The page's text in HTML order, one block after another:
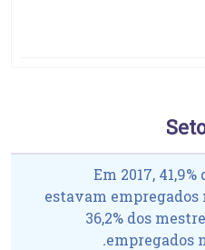
Em 2017,
estavam
36,2% dos
empregados